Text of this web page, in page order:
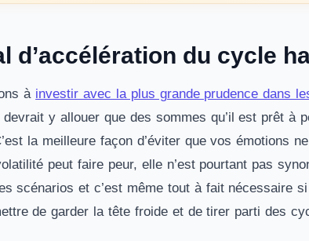
d’accélération du cycle
à investir avec la plus grande prudence dans
y allouer que des sommes qu’il est prêt à
la meilleure façon d’éviter que vos émotions
peut faire peur, elle n’est pourtant pas
scénarios et c’est même tout à fait nécessaire
de garder la tête froide et de tirer parti des